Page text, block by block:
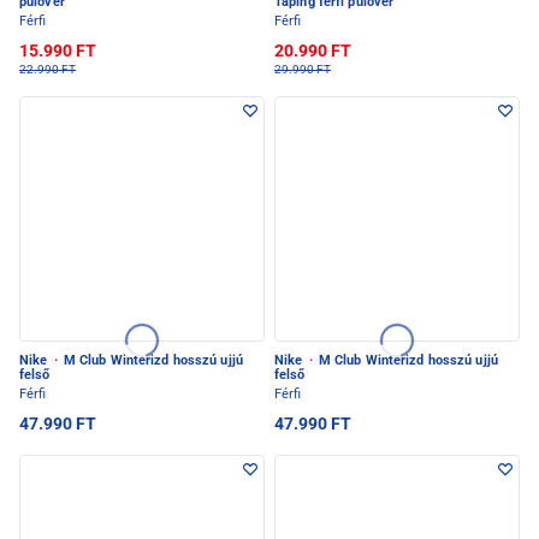
Férfi
15.990 FT
22.990 FT
Férfi
20.990 FT
29.990 FT
Nike · M Club Winterizd hosszú ujjú
felső
Férfi
47.990 FT
Nike · M Club Winterizd hosszú ujjú
felső
Férfi
47.990 FT